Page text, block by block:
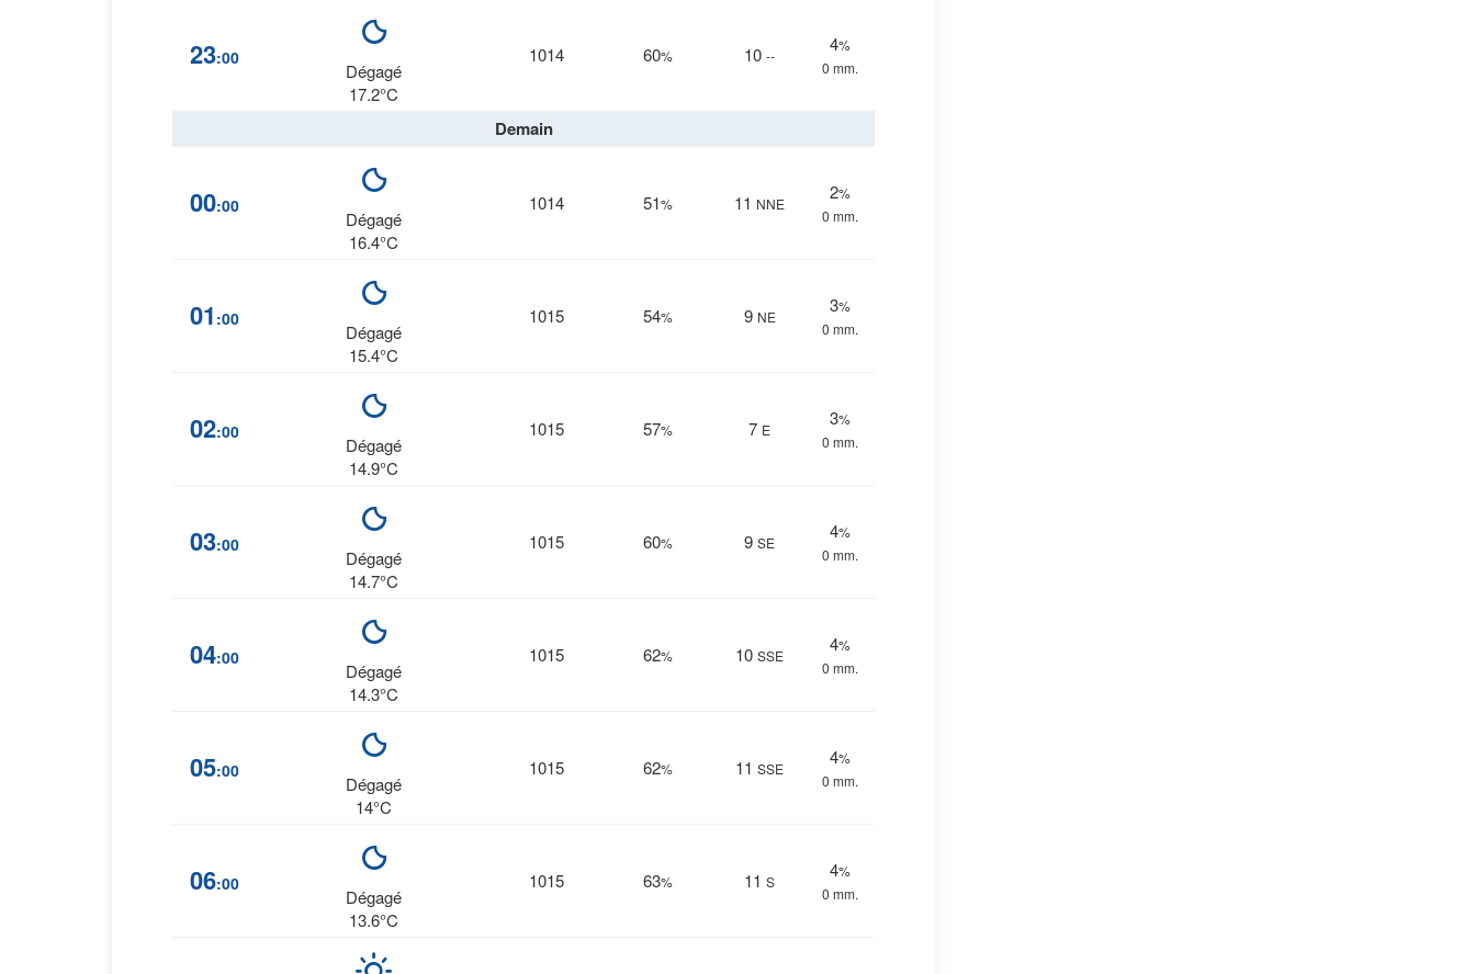
23:00
Dégagé
17.2°C
1014 60% 10 --
4%
0 mm.
Demain
00:00
Dégagé
16.4°C
1014 51% 11 NNE
2%
0 mm.
01 :00
Dégagé
15.4°C
1015 54% 9 NE
3%
0 mm.
02:00
Dégagé
14.9°C
1015 57% 7 E
3%
0 mm.
03:00
Dégagé
14.7°C
1015 60% 9 SE
4%
0 mm.
04:00
Dégagé
14.3°C
1015 62% 10 SSE
4%
0 mm.
05:00
Dégagé
14°C
1015 62% 11 SSE
4%
0 mm.
06:00
Dégagé
13.6°C
1015 63% 11 S
4%
0 mm.